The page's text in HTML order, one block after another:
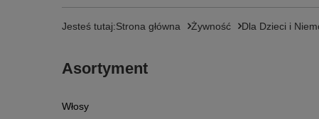
Jesteś tutaj:Strona główna Żywność Dla Dzieci i
Asortyment
Włosy